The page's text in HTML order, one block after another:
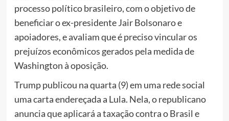
processo político brasileiro, com o objetivo de
beneficiar o ex-presidente Jair Bolsonaro e
apoiadores, e avaliam que é preciso vincular os
prejuízos econômicos gerados pela medida de
Washington à oposição.
Trump publicou na quarta (9) em uma rede social
uma carta endereçada a Lula. Nela, o republicano
anuncia que aplicará a taxação contra o Brasil e